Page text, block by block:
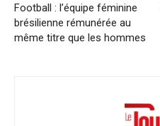
Football : l’équipe féminine
brésilienne rémunérée au
même titre que les hommes